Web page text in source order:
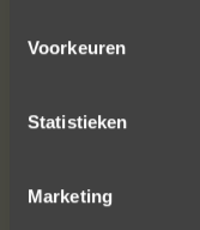
Voorkeuren
Statistieken
Marketing